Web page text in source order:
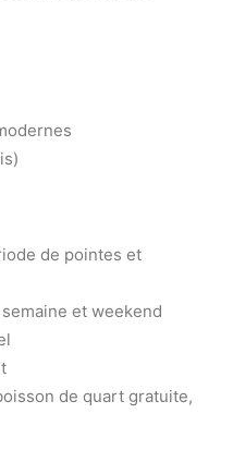
de pointes et
et weekend
de quart gratuite,